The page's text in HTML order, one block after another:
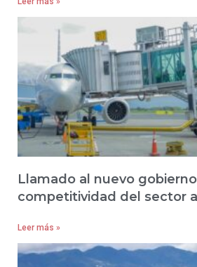
Llamado al nuevo
competitividad del sector
Leer más »